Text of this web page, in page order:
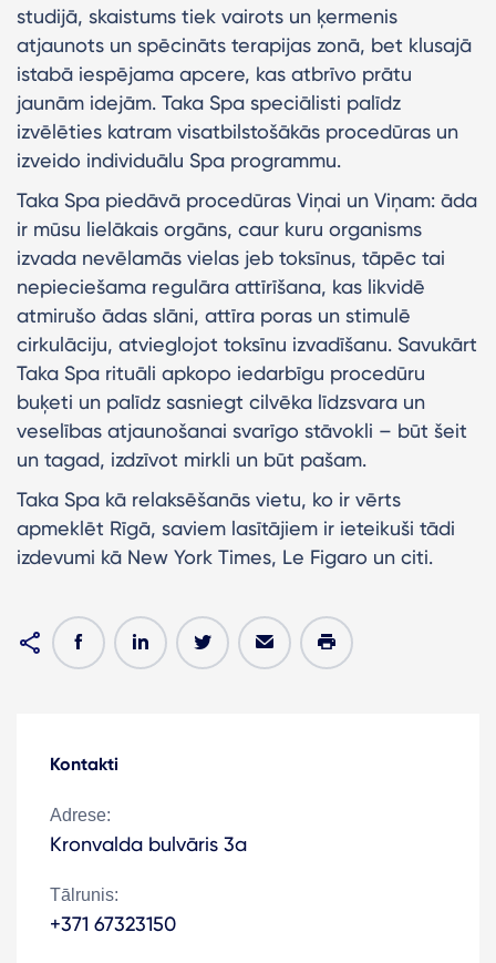
studijā, skaistums tiek vairots un ķermenis
atjaunots un spēcināts terapijas zonā, bet klusajā
istabā iespējama apcere, kas atbrīvo prātu
jaunām idejām. Taka Spa speciālisti palīdz
izvēlēties katram visatbilstošākās procedūras un
izveido individuālu Spa programmu.
Taka Spa piedāvā procedūras Viņai un Viņam: āda
ir mūsu lielākais orgāns, caur kuru organisms
izvada nevēlamās vielas jeb toksīnus, tāpēc tai
nepieciešama regulāra attīrīšana, kas likvidē
atmirušo ādas slāni, attīra poras un stimulē
cirkulāciju, atvieglojot toksīnu izvadīšanu. Savukārt
Taka Spa rituāli apkopo iedarbīgu procedūru
buķeti un palīdz sasniegt cilvēka līdzsvara un
veselības atjaunošanai svarīgo stāvokli – būt šeit
un tagad, izdzīvot mirkli un būt pašam.
Taka Spa kā relaksēšanās vietu, ko ir vērts
apmeklēt Rīgā, saviem lasītājiem ir ieteikuši tādi
izdevumi kā New York Times, Le Figaro un citi.
Kontakti
Adrese:
Kronvalda bulvāris 3a
Tālrunis:
+371 67323150